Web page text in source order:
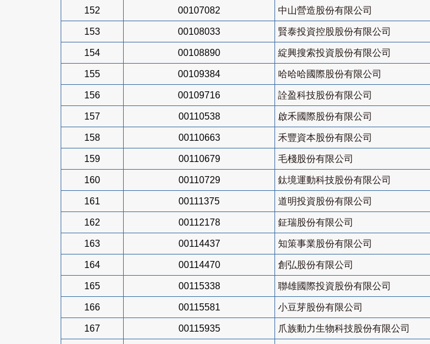
152 00107082 中山營造股份有限公司
153 00108033 賢泰投資控股股份有限公司
154 00108890 綻興搜索投資股份有限公司
155 00109384 哈哈哈國際股份有限公司
156 00109716 詮盈科技股份有限公司
157 00110538 啟禾國際股份有限公司
158 00110663 禾豐資本股份有限公司
159 00110679 毛棧股份有限公司
160 00110729 鈦境運動科技股份有限公司
161 00111375 道明投資股份有限公司
162 00112178 鉦瑞股份有限公司
163 00114437 知策事業股份有限公司
164 00114470 創弘股份有限公司
165 00115338 聯雄國際投資股份有限公司
166 00115581 小豆芽股份有限公司
167 00115935 爪族動力生物科技股份有限公司